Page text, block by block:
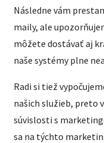
Následne vám
maily, ale
môžete dostávať aj
naše systémy plne
Radi si tiež
našich služieb, preto
súvislosti s
sa na týchto